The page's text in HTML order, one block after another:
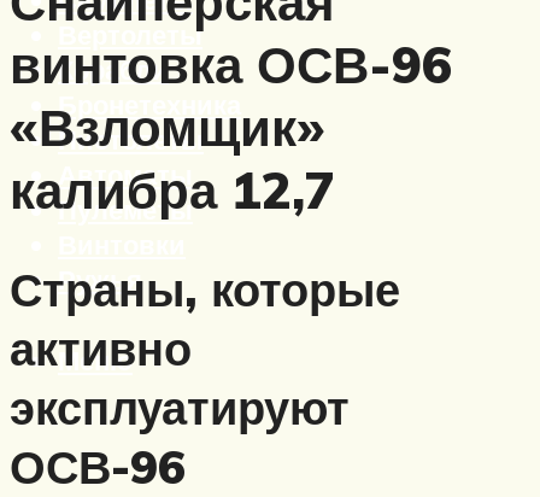
Вертолеты
Корабли
Бронетехника
Пистолеты
Автоматы
Пулеметы
Ружья
Меню
винтовка ОСВ-96
«Взломщик»
калибра 12,7
Страны, которые
активно
эксплуатируют
ОСВ-96